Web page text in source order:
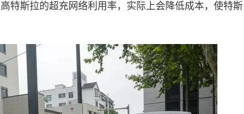
特斯拉的超充网络利用率，实际上会降低成本，使特斯